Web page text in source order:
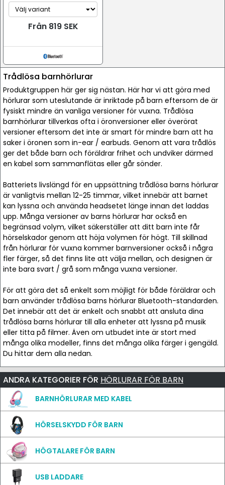
Från 819 SEK
Trådlösa barnhörlurar
Produktgruppen här ger sig nästan. Här har vi att göra med
hörlurar som uteslutande är inriktade på barn eftersom de är
fysiskt mindre än vanliga versioner för vuxna. Trådlösa
barnhörlurar tillverkas ofta i öronversioner eller överörat
versioner eftersom det inte är smart för mindre barn att ha
saker i öronen som in-ear / earbuds. Genom att vara trådlös
ger det både barn och föräldrar frihet och undviker därmed
en kabel som sammanflätas eller går sönder.
Batteriets livslängd för en uppsättning trådlösa barns hörlurar
är vanligtvis mellan 12-25 timmar, vilket innebär att barnet
kan lyssna och använda headsetet länge innan det laddas
upp. Många versioner av barns hörlurar har också en
begränsad volym, vilket säkerställer att ditt barn inte får
hörselskador genom att höja volymen för högt. Till skillnad
från hörlurar för vuxna kommer barnversioner också i några
fler färger, så det finns lite att välja mellan, och designen är
inte bara svart / grå som många vuxna versioner.
För att göra det så enkelt som möjligt för både föräldrar och
barn använder trådlösa barns hörlurar Bluetooth-standarden.
Det innebär att det är enkelt och snabbt att ansluta dina
trådlösa barns hörlurar till alla enheter att lyssna på musik
eller titta på filmer. Även om utbudet inte är stort med
många olika modeller, finns det många olika färger i gengäld.
Du hittar dem alla nedan.
ANDRA KATEGORIER FÖR HÖRLURAR FÖR BARN
BARNHÖRLURAR MED KABEL
HÖRSELSKYDD FÖR BARN
HÖGTALARE FÖR BARN
USB LADDARE